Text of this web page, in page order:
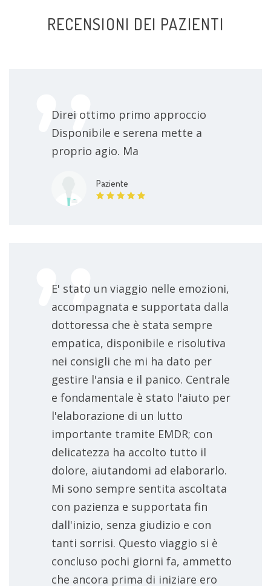
RECENSIONI DEI PAZIENTI
Direi ottimo primo approccio
Disponibile e serena mette a
proprio agio. Ma
Paziente
E' stato un viaggio nelle emozioni,
accompagnata e supportata dalla
dottoressa che è stata sempre
empatica, disponibile e risolutiva
nei consigli che mi ha dato per
gestire l'ansia e il panico. Centrale
e fondamentale è stato l'aiuto per
l'elaborazione di un lutto
importante tramite EMDR; con
delicatezza ha accolto tutto il
dolore, aiutandomi ad elaborarlo.
Mi sono sempre sentita ascoltata
con pazienza e supportata fin
dall'inizio, senza giudizio e con
tanti sorrisi. Questo viaggio si è
concluso pochi giorni fa, ammetto
che ancora prima di iniziare ero